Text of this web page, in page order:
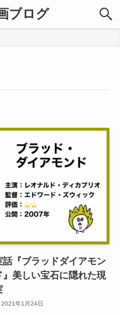
ブログ
話『ブラッドダイアモン
』美しい宝石に隠れた現
2021年1月24日